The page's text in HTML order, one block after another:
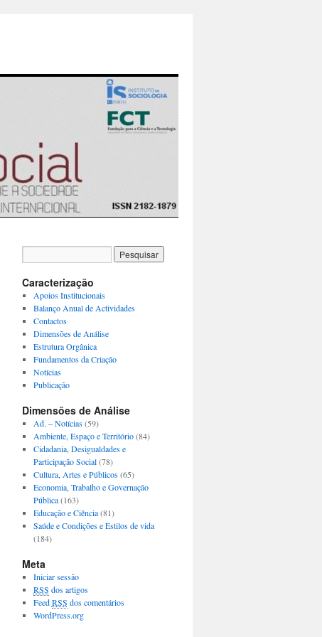
Caracterização
Apoios Institucionais
Balanço Anual de Actividades
Contactos
Dimensões de Análise
Estrutura Orgânica
Fundamentos da Criação
Notícias
Publicação
Dimensões de Análise
Ad. – Notícias(59)
Ambiente, Espaço e Território(84)
Cidadania, Desigualdades e
Participação Social(78)
Cultura, Artes e Públicos(65)
Economia, Trabalho e Governação
Pública(163)
Educação e Ciência(81)
Saúde e Condições e Estilos de vida
(184)
Meta
Iniciar sessão
RSS dos artigos
FeedRSS dos comentários
WordPress.org